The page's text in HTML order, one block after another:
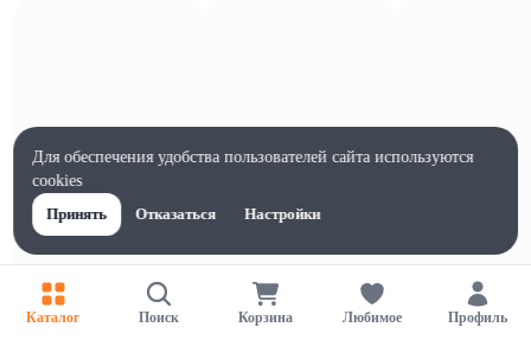
Каталог Поиск Корзина Любимое Профиль
Для обеспечения удобства пользователей сайта используются
cookies
Принять
Отказаться Настройки